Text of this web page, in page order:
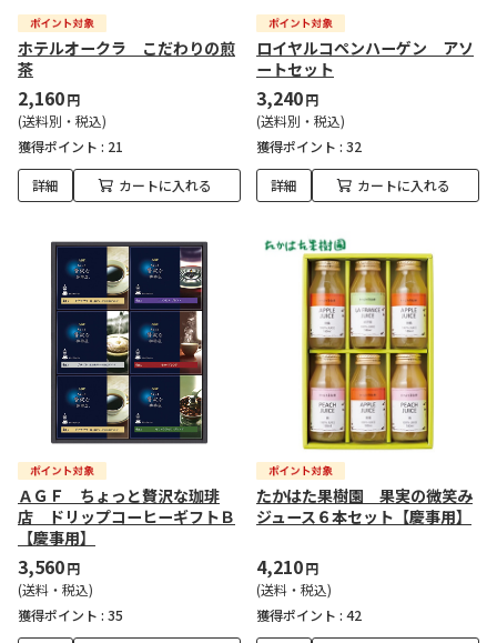
ホテルオークラ こだわりの煎
茶
2,160円
(送料別・税込)
獲得ポイント : 21
詳細 カートに入れる
ロイヤルコペンハーゲン アソ
ートセット
3,240円
(送料別・税込)
獲得ポイント : 32
詳細 カートに入れる
ＡＧＦ ちょっと贅沢な珈琲
店 ドリップコーヒーギフトＢ
【慶事用】
3,560円
(送料・税込)
獲得ポイント : 35
たかはた果樹園 果実の微笑み
ジュース６本セット【慶事用】
4,210円
(送料・税込)
獲得ポイント : 42